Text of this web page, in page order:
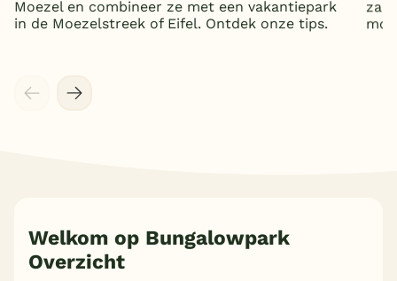
Moezel en combineer ze met een vakantiepark
in de Moezelstreek of Eifel. Ontdek onze tips.
Welkom op Bungalowpark
Overzicht